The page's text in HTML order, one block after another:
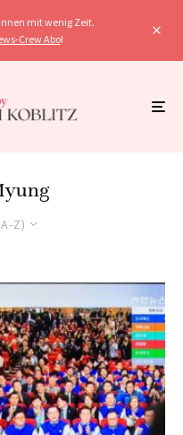
mit wenig Zeit.
Crew Abo!
Z)